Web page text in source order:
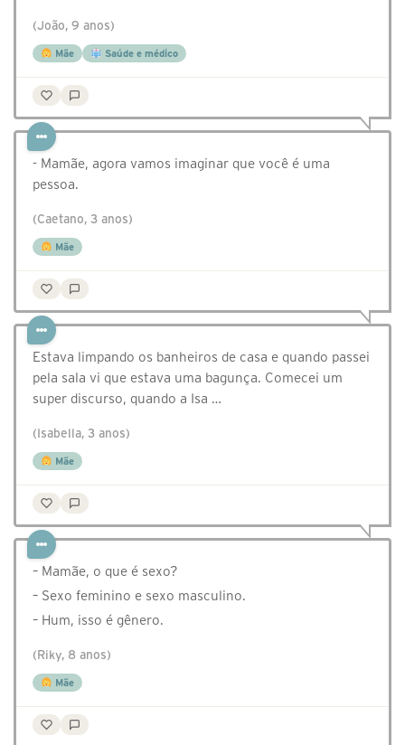
(João, 9 anos)
Mãe Saúde e médico
- Mamãe, agora vamos imaginar que você é uma
pessoa.
(Caetano, 3 anos)
Mãe
Estava limpando os banheiros de casa e quando passei
pela sala vi que estava uma bagunça. Comecei um
super discurso, quando a Isa …
(Isabella, 3 anos)
Mãe
– Mamãe, o que é sexo?
– Sexo feminino e sexo masculino.
– Hum, isso é gênero.
(Riky, 8 anos)
Mãe